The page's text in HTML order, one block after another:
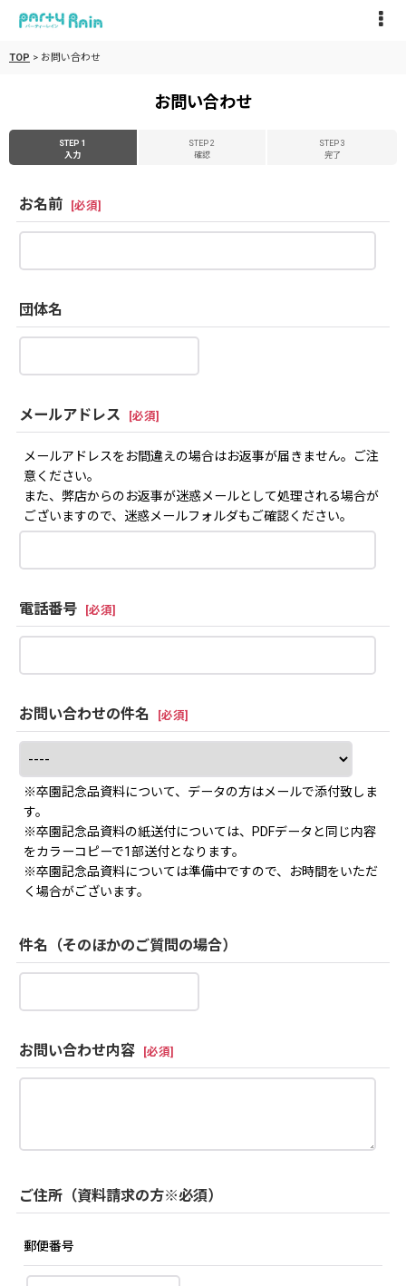
TOP > お問い合わせ
お問い合わせ
STEP 1
入力
STEP 2
確認
STEP 3
完了
お名前 [必須]
団体名
メールアドレス [必須]
メールアドレスをお間違えの場合はお返事が届きません。ご注
意ください。
また、弊店からのお返事が迷惑メールとして処理される場合が
ございますので、迷惑メールフォルダもご確認ください。
電話番号 [必須]
お問い合わせの件名 [必須]
※卒園記念品資料について、データの方はメールで添付致しま
す。
※卒園記念品資料の紙送付については、PDFデータと同じ内容
をカラーコピーで1部送付となります。
※卒園記念品資料については準備中ですので、お時間をいただ
く場合がございます。
件名（そのほかのご質問の場合）
お問い合わせ内容 [必須]
ご住所（資料請求の方※必須）
郵便番号